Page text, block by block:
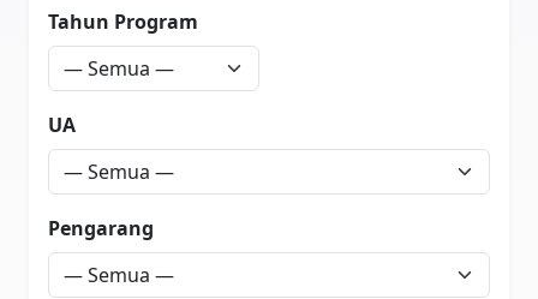
Tahun Program
UA
Pengarang